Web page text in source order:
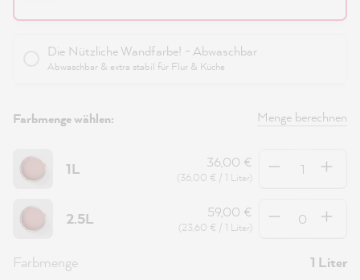
Die Nützliche Wandfarbe! - Abwaschbar
Abwaschbar & extra stabil für Flur & Küche
Farbmenge wählen: Menge berechnen
1L 36,00 €
(36,00 € / 1 Liter)
2.5L 59,00 €
(23,60 € / 1 Liter)
Farbmenge
1 Liter